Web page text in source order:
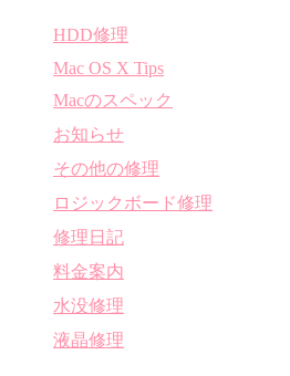
HDD修理
Mac OS X Tips
Macのスペック
お知らせ
その他の修理
ロジックボード修理
修理日記
料金案内
水没修理
液晶修理